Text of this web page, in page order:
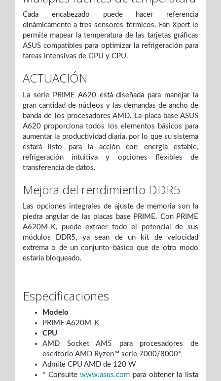
Cada encabezado puede hacer referencia
dinámicamente a tres sensores térmicos. Fan Xpert le
permite mapear la temperatura de las tarjetas gráficas
ASUS compatibles para optimizar la refrigeración para
tareas intensivas de GPU y CPU.
ACTUACIÓN
La serie PRIME A620 está diseñada para manejar la
gran cantidad de núcleos y las demandas de ancho de
banda de los procesadores AMD. La placa base ASUS
A620 proporciona todos los elementos básicos para
aumentar la productividad diaria, por lo que su sistema
estará listo para la acción con energía estable,
refrigeración intuitiva y opciones flexibles de
transferencia de datos.
Mejora del rendimiento DDR5
Las opciones integrales de ajuste de memoria son la
piedra angular de las placas base PRIME. Con PRIME
A620M-K, puede extraer todo el potencial de sus
módulos DDR5, ya sean de un kit de velocidad
extrema o de un conjunto básico que de otro modo
estaría bloqueado.
Especificaciones
Modelo
PRIME A620M-K
CPU
AMD Socket AM5 para procesadores de
escritorio AMD Ryzen™ serie 7000/8000*
Admite CPU AMD de 120 W
* Consultewww.asus.com para obtener la lista